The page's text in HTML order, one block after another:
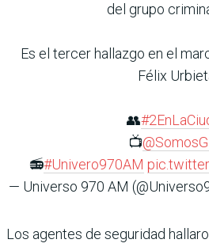
del grupo
Es el tercer hallazgo en el
Félix
👥
📺
📻#Univero970AM
— Universo 970 AM
Los agentes de seguridad